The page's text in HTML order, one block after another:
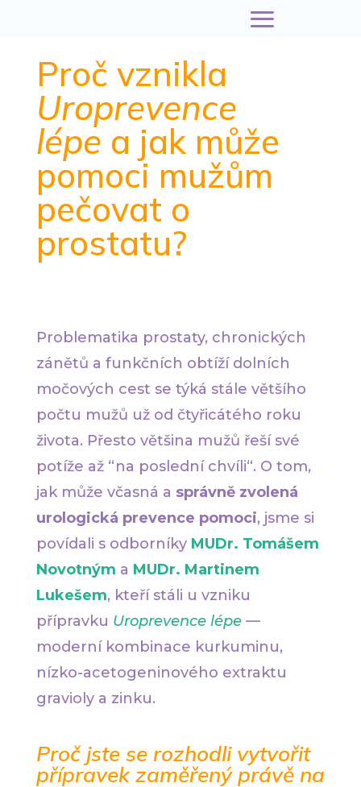
Proč vznikla
Uroprevence
lépe a jak může
pomoci mužům
pečovat o
prostatu?
Problematika prostaty, chronických
zánětů a funkčních obtíží dolních
močových cest se týká stále většího
počtu mužů už od čtyřicátého roku
života. Přesto většina mužů řeší své
potíže až “na poslední chvíli“. O tom,
jak může včasná a správně zvolená
urologická prevence pomoci, jsme si
povídali s odborníky MUDr. Tomášem
Novotným a MUDr. Martinem
Lukešem, kteří stáli u vzniku
přípravku Uroprevence lépe —
moderní kombinace kurkuminu,
nízko-acetogeninového extraktu
gravioly a zinku.
Proč jste se rozhodli vytvořit
přípravek zaměřený právě na